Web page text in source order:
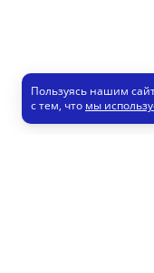
Пользуясь нашим
с тем, что мы